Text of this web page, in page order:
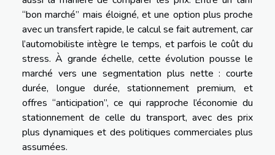
“bon marché” mais éloigné, et une option plus proche
avec un transfert rapide, le calcul se fait autrement, car
l’automobiliste intègre le temps, et parfois le coût du
stress. À grande échelle, cette évolution pousse le
marché vers une segmentation plus nette : courte
durée, longue durée, stationnement premium, et
offres “anticipation”, ce qui rapproche l’économie du
stationnement de celle du transport, avec des prix
plus dynamiques et des politiques commerciales plus
assumées.